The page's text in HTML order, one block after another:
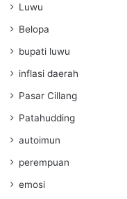
Luwu
Belopa
bupati luwu
inflasi daerah
Pasar Cillang
Patahudding
autoimun
perempuan
emosi